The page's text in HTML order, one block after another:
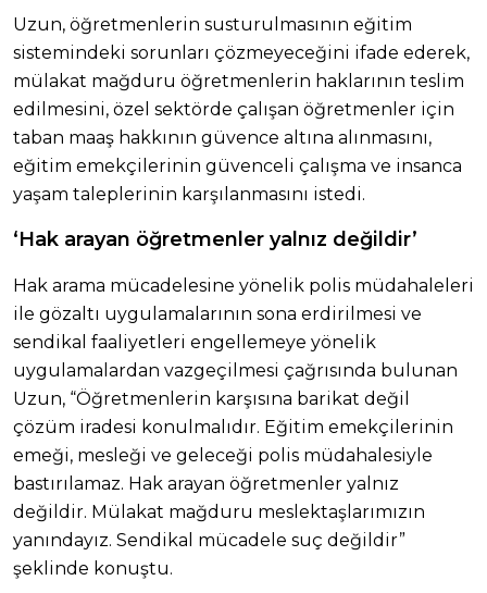
Uzun, öğretmenlerin susturulmasının eğitim
sistemindeki sorunları çözmeyeceğini ifade ederek,
mülakat mağduru öğretmenlerin haklarının teslim
edilmesini, özel sektörde çalışan öğretmenler için
taban maaş hakkının güvence altına alınmasını,
eğitim emekçilerinin güvenceli çalışma ve insanca
yaşam taleplerinin karşılanmasını istedi.
‘Hak arayan öğretmenler yalnız değildir’
Hak arama mücadelesine yönelik polis müdahaleleri
ile gözaltı uygulamalarının sona erdirilmesi ve
sendikal faaliyetleri engellemeye yönelik
uygulamalardan vazgeçilmesi çağrısında bulunan
Uzun, “Öğretmenlerin karşısına barikat değil
çözüm iradesi konulmalıdır. Eğitim emekçilerinin
emeği, mesleği ve geleceği polis müdahalesiyle
bastırılamaz. Hak arayan öğretmenler yalnız
değildir. Mülakat mağduru meslektaşlarımızın
yanındayız. Sendikal mücadele suç değildir”
şeklinde konuştu.